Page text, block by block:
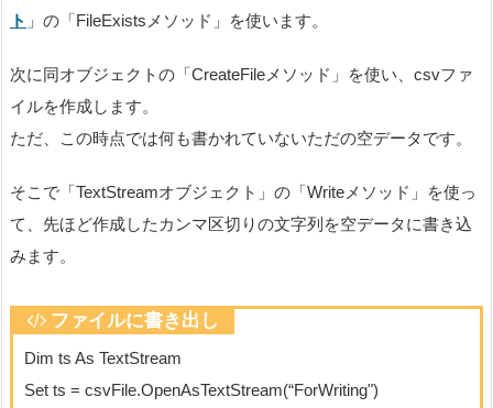
ト 」の「FileExistsメソッド」を使います。
次に同オブジェクトの「CreateFileメソッド」を使い、csvファ
イルを作成します。
ただ、この時点では何も書かれていないただの空データです。
そこで「TextStreamオブジェクト」の「Writeメソッド」を使っ
て、先ほど作成したカンマ区切りの文字列を空データに書き込
みます。
ファイルに書き出し
Dim ts As TextStream
Set ts = csvFile.OpenAsTextStream(“ForWriting")